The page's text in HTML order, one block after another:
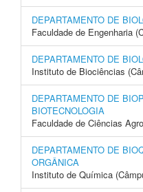
DEPARTAMENTO DE
Faculdade de Engenharia
DEPARTAMENTO DE
Instituto de Biociências
DEPARTAMENTO DE
BIOTECNOLOGIA
Faculdade de Ciências
DEPARTAMENTO DE
ORGÂNICA
Instituto de Química